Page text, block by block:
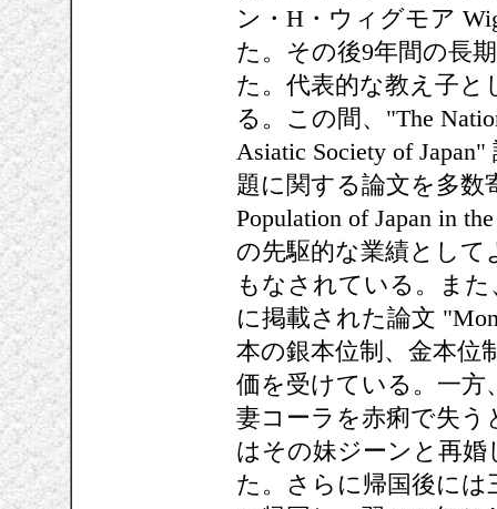
ン・H・ウィグモア
た。その後9年間の長
た。代表的な教え子
る。この間、"The
Asiatic Society of
題に関する論文を多数
Population of Japan in
の先駆的な業績とし
もなされている。また
に掲載された論文
本の銀本位制、金本位
価を受けている。一方
妻コーラを赤痢で失
はその妹ジーンと再婚
た。さらに帰国後には